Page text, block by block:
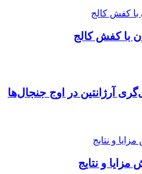
با کفش کالج
آرژانتین در اوج جنجال‌ها
و نتایج